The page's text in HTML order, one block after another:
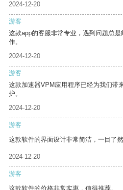
2024-12-20
游客
这款app的客服非常专业，遇到问题总
作。
2024-12-20
游客
这款加速器VPM应用程序已经为我们带
护。
2024-12-20
游客
这款软件的界面设计非常简洁，一目了然
2024-12-20
游客
这款软件的价格非常实惠，值得推荐。